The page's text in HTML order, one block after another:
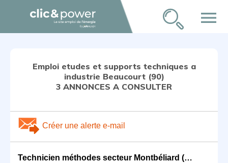
menu
Emploi etudes et supports techniques a
industrie Beaucourt (90)
3 ANNONCES A CONSULTER
Créer une alerte e-mail
Technicien méthodes secteur Montbéliard (H/F)